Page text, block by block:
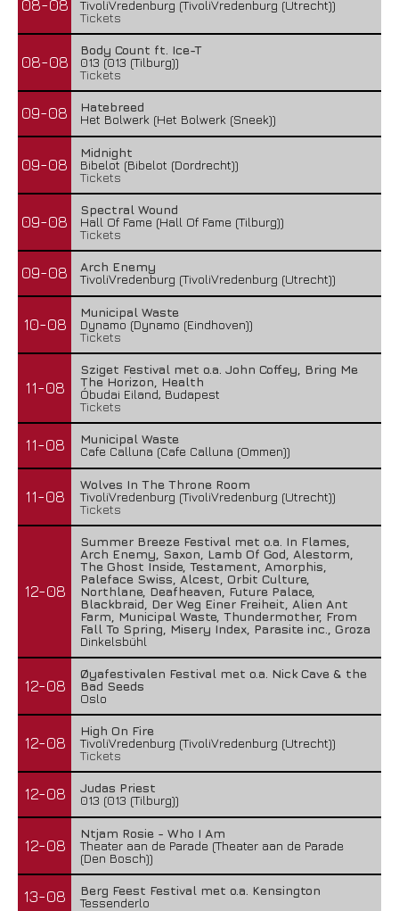
08-08
TivoliVredenburg (TivoliVredenburg (Utrecht))
Tickets
08-08
Body Count ft. Ice-T
013 (013 (Tilburg))
Tickets
09-08
Hatebreed
Het Bolwerk (Het Bolwerk (Sneek))
09-08
Midnight
Bibelot (Bibelot (Dordrecht))
Tickets
09-08
Spectral Wound
Hall Of Fame (Hall Of Fame (Tilburg))
Tickets
09-08
Arch Enemy
TivoliVredenburg (TivoliVredenburg (Utrecht))
10-08
Municipal Waste
Dynamo (Dynamo (Eindhoven))
Tickets
11-08
Sziget Festival met o.a. John Coffey, Bring Me
The Horizon, Health
Óbudai Eiland, Budapest
Tickets
11-08
Municipal Waste
Cafe Calluna (Cafe Calluna (Ommen))
11-08
Wolves In The Throne Room
TivoliVredenburg (TivoliVredenburg (Utrecht))
Tickets
12-08
Summer Breeze Festival met o.a. In Flames,
Arch Enemy, Saxon, Lamb Of God, Alestorm,
The Ghost Inside, Testament, Amorphis,
Paleface Swiss, Alcest, Orbit Culture,
Northlane, Deafheaven, Future Palace,
Blackbraid, Der Weg Einer Freiheit, Alien Ant
Farm, Municipal Waste, Thundermother, From
Fall To Spring, Misery Index, Parasite inc., Groza
Dinkelsbühl
12-08
Øyafestivalen Festival met o.a. Nick Cave & the
Bad Seeds
Oslo
12-08
High On Fire
TivoliVredenburg (TivoliVredenburg (Utrecht))
Tickets
12-08
Judas Priest
013 (013 (Tilburg))
12-08
Ntjam Rosie - Who I Am
Theater aan de Parade (Theater aan de Parade
(Den Bosch))
13-08
Berg Feest Festival met o.a. Kensington
Tessenderlo